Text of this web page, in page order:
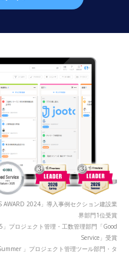
AWARD 2024」導入事例セクション建設業
界部門1位受賞
プロジェクト管理・工数管理部門「Good
Service」受賞
」プロジェクト管理ツール部門・タ